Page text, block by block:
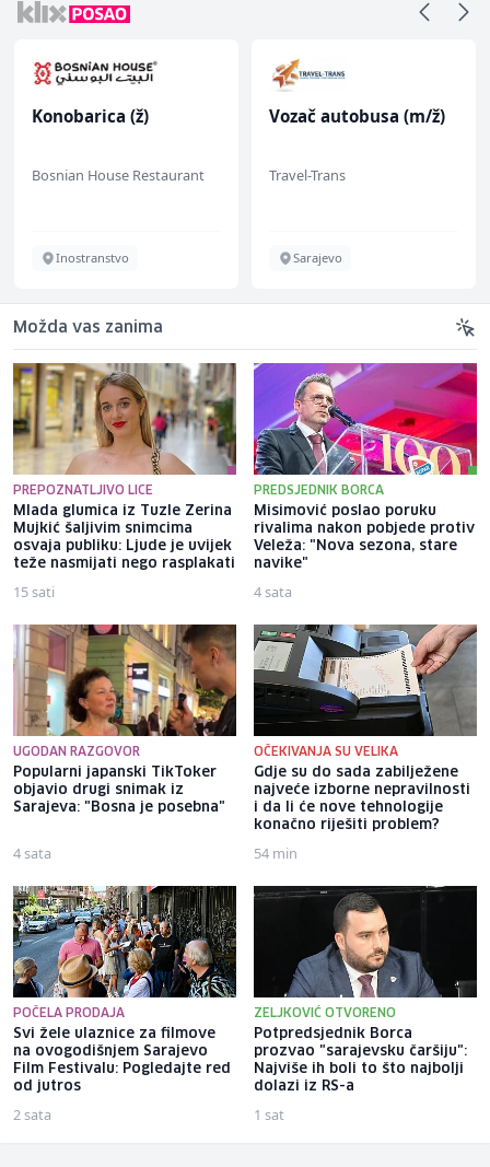
Konobarica (ž)
Bosnian House Restaurant
Inostranstvo
Vozač autobusa (m/ž)
Travel-Trans
Sarajevo
Možda vas zanima
PREPOZNATLJIVO LICE
Mlada glumica iz Tuzle Zerina
Mujkić šaljivim snimcima
osvaja publiku: Ljude je uvijek
teže nasmijati nego rasplakati
15 sati
PREDSJEDNIK BORCA
Misimović poslao poruku
rivalima nakon pobjede protiv
Veleža: "Nova sezona, stare
navike"
4 sata
UGODAN RAZGOVOR
Popularni japanski TikToker
objavio drugi snimak iz
Sarajeva: "Bosna je posebna"
4 sata
OČEKIVANJA SU VELIKA
Gdje su do sada zabilježene
najveće izborne nepravilnosti
i da li će nove tehnologije
konačno riješiti problem?
54 min
POČELA PRODAJA
Svi žele ulaznice za filmove
na ovogodišnjem Sarajevo
Film Festivalu: Pogledajte red
od jutros
2 sata
ZELJKOVIĆ OTVORENO
Potpredsjednik Borca
prozvao "sarajevsku čaršiju":
Najviše ih boli to što najbolji
dolazi iz RS-a
1 sat